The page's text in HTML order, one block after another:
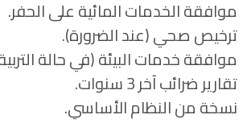
موافقة الخدمات المائية على الحفر.
ترخيص صحي (عند الضرورة).
موافقة خدمات البيئة (في حالة
تقارير ضرائب آخر 3 سنوات.
نسخة من النظام الأساسي.